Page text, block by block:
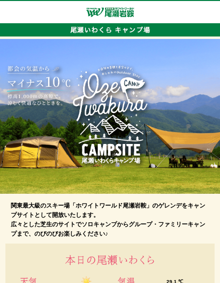
関東最大級のスキー場「ホワイトワールド尾瀬岩鞍」のゲレンデをキャン
プサイトとして開放いたします。
広々とした芝生のサイトでソロキャンプからグループ・ファミリーキャン
プまで、のびのびお楽しみください♪